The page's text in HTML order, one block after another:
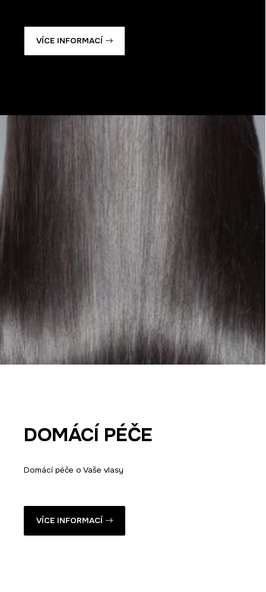
VÍCE INFORMACÍ
DOMÁCÍ PÉČE
Domácí péče o Vaše vlasy
VÍCE INFORMACÍ